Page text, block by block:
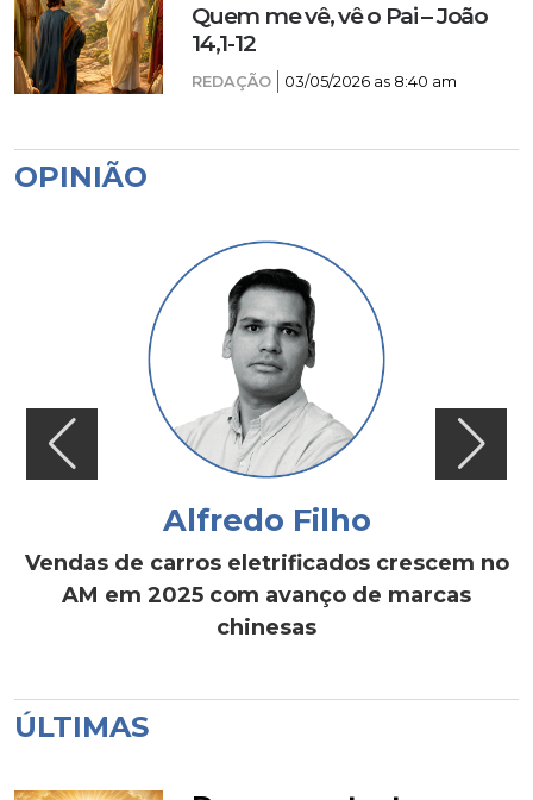
Quem me vê, vê o Pai – João
14,1-12
REDAÇÃO 03/05/2026 as 8:40 am
OPINIÃO
Alfredo Filho
Vendas de carros eletrificados crescem no
AM em 2025 com avanço de marcas
chinesas
ÚLTIMAS